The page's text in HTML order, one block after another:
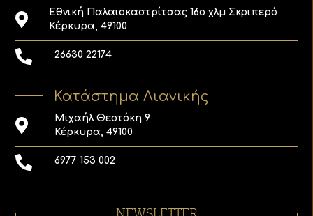
Εθνική Παλαιοκαστρίτσας 16ο χλμ Σκριπερό
Κέρκυρα, 49100
26630 22174
Κατάστημα Λιανικής
Μιχαήλ Θεοτόκη 9
Κέρκυρα, 49100
6977 153 002